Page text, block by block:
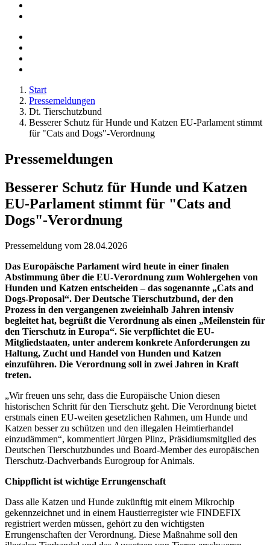
Start
Pressemeldungen
Dt. Tierschutzbund
Besserer Schutz für Hunde und Katzen EU-Parlament stimmt
für "Cats and Dogs"-Verordnung
Pressemeldungen
Besserer Schutz für Hunde und Katzen
EU-Parlament stimmt für "Cats and
Dogs"-Verordnung
Pressemeldung vom 28.04.2026
Das Europäische Parlament wird heute in einer finalen
Abstimmung über die EU-Verordnung zum Wohlergehen von
Hunden und Katzen entscheiden – das sogenannte „Cats and
Dogs-Proposal“. Der Deutsche Tierschutzbund, der den
Prozess in den vergangenen zweieinhalb Jahren intensiv
begleitet hat, begrüßt die Verordnung als einen „Meilenstein für
den Tierschutz in Europa“. Sie verpflichtet die EU-
Mitgliedstaaten, unter anderem konkrete Anforderungen zu
Haltung, Zucht und Handel von Hunden und Katzen
einzuführen. Die Verordnung soll in zwei Jahren in Kraft
treten.
„Wir freuen uns sehr, dass die Europäische Union diesen
historischen Schritt für den Tierschutz geht. Die Verordnung bietet
erstmals einen EU-weiten gesetzlichen Rahmen, um Hunde und
Katzen besser zu schützen und den illegalen Heimtierhandel
einzudämmen“, kommentiert Jürgen Plinz, Präsidiumsmitglied des
Deutschen Tierschutzbundes und Board-Member des europäischen
Tierschutz-Dachverbands Eurogroup for Animals.
Chippflicht ist wichtige Errungenschaft
Dass alle Katzen und Hunde zukünftig mit einem Mikrochip
gekennzeichnet und in einem Haustierregister wie FINDEFIX
registriert werden müssen, gehört zu den wichtigsten
Errungenschaften der Verordnung. Diese Maßnahme soll den